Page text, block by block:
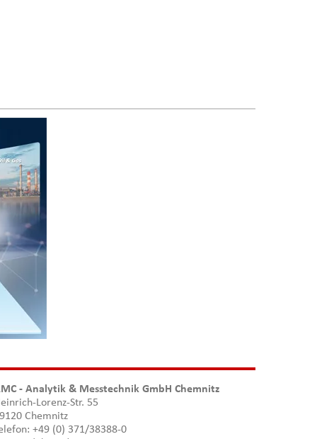
- Analytik & Messtechnik GmbH Chemnitz
Lorenz-Str. 55
Chemnitz
+49 (0) 371/38388-0